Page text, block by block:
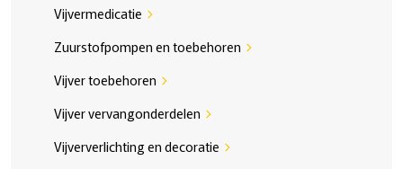
Vijvermedicatie chevron_right
Zuurstofpompen en toebehoren chevron_right
Vijver toebehoren chevron_right
Vijver vervangonderdelen chevron_right
Vijververlichting en decoratie chevron_right